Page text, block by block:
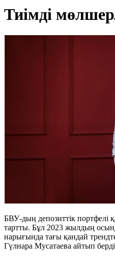
Тиімді
БВУ-дың депозиттік портфелі
тартты. Бұл 2023 жылдың
нарығында тағы қандай
Гүлнара Мусатаева айтып